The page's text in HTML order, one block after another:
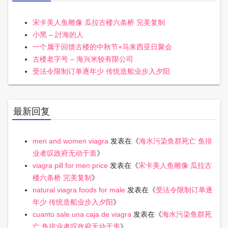
宋卡美人鱼雕像 瓜拉古楼六条桥 完美复制
小黑 – 討海的人
一个属于回馈古楼的中秋节+马来西亚日聚会
古楼老字号 – 海兴米较有限公司
受法令限制订单逐年少 传统造船业步入夕阳
最新回复
men and women viagra 发表在《海水污染鱼群死亡 鱼排
业者叹政府无动于衷》
viagra pill for men price 发表在《宋卡美人鱼雕像 瓜拉古
楼六条桥 完美复制 》
natural viagra foods for male 发表在《受法令限制订单逐
年少 传统造船业步入夕阳》
cuanto sale una caja de viagra 发表在《海水污染鱼群死